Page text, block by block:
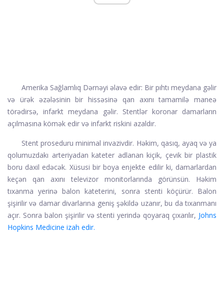
Amerika Sağlamlıq Dərnəyi əlavə edir: Bir pıhtı meydana gəlir
və ürək əzələsinin bir hissəsinə qan axını tamamilə maneə
törədirsə, infarkt meydana gəlir. Stentlər koronar damarların
açılmasına kömək edir və infarkt riskini azaldır.
Stent proseduru minimal invazivdir. Həkim, qasıq, ayaq və ya
qolumuzdakı arteriyadan kateter adlanan kiçik, çevik bir plastik
boru daxil edəcək. Xüsusi bir boya enjekte edilir ki, damarlardan
keçən qan axını televizor monitorlarında görünsün. Həkim
tıxanma yerinə balon kateterini, sonra stenti köçürür. Balon
şişirilir və damar divarlarına geniş şəkildə uzanır, bu da tıxanmanı
açır. Sonra balon şişirilir və stenti yerində qoyaraq çıxarılır, Johns
Hopkins Medicine izah edir.